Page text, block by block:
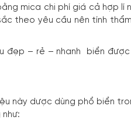
mica chi phí giá cả hợp lí
theo yêu cầu nên tính
đẹp – rẻ – nhanh biển
này dược dùng phổ biển